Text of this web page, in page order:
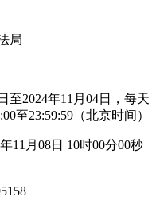
局
至2024年11月04日，每天
至23:59:59（北京时间）
11月08日 10时00分00秒